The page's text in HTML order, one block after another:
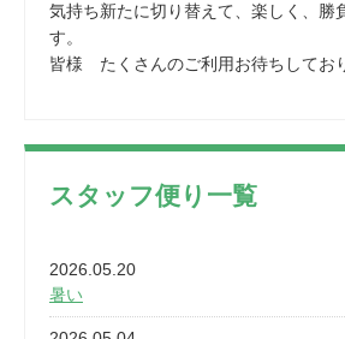
気持ち新たに切り替えて、楽しく、勝
す。
皆様 たくさんのご利用お待ちしてお
スタッフ便り一覧
2026.05.20
暑い